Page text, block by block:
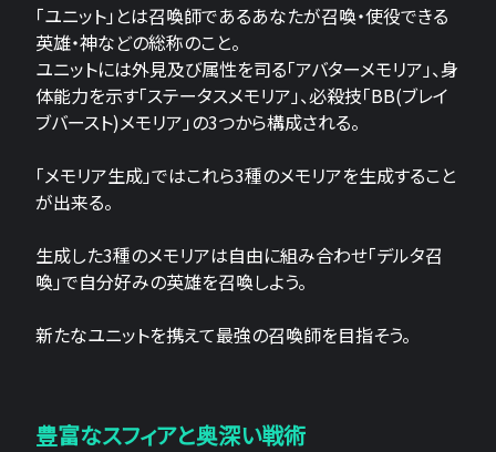
「ユニット」とは召喚師であるあなたが召喚・使役できる
英雄・神などの総称のこと。
ユニットには外見及び属性を司る「アバターメモリア」、身
体能力を示す「ステータスメモリア」、必殺技「BB(ブレイ
ブバースト)メモリア」の3つから構成される。
「メモリア生成」ではこれら3種のメモリアを生成すること
が出来る。
生成した3種のメモリアは自由に組み合わせ「デルタ召
喚」で自分好みの英雄を召喚しよう。
新たなユニットを携えて最強の召喚師を目指そう。
豊富なスフィアと奥深い戦術